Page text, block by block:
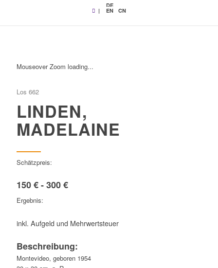
|
DE
EN CN
Mouseover Zoom loading...
Los 662
LINDEN,
MADELAINE
Schätzpreis:
150 € - 300 €
Ergebnis:
inkl. Aufgeld und Mehrwertsteuer
Beschreibung:
Montevideo, geboren 1954